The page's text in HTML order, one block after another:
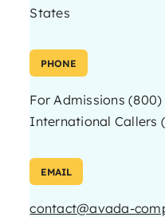
States
PHONE
For Admissions (800)
International Callers
EMAIL
contact@avada-